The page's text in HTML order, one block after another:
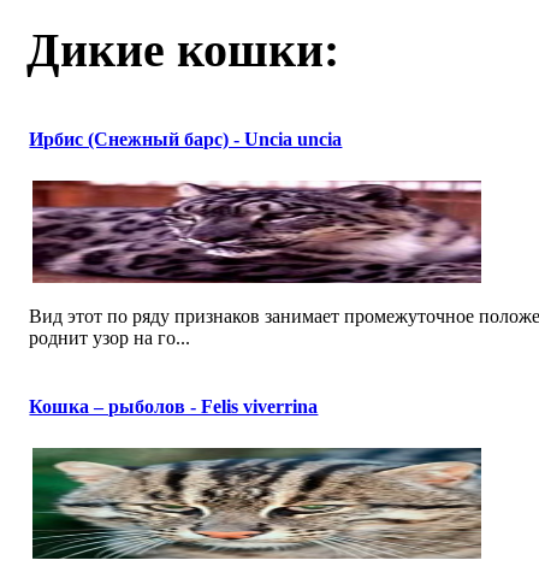
Дикие кошки:
Ирбис (Снежный барс) - Uncia uncia
Вид этот по ряду признаков занимает промежуточное
роднит узор на го...
Кошка – рыболов - Felis viverrina